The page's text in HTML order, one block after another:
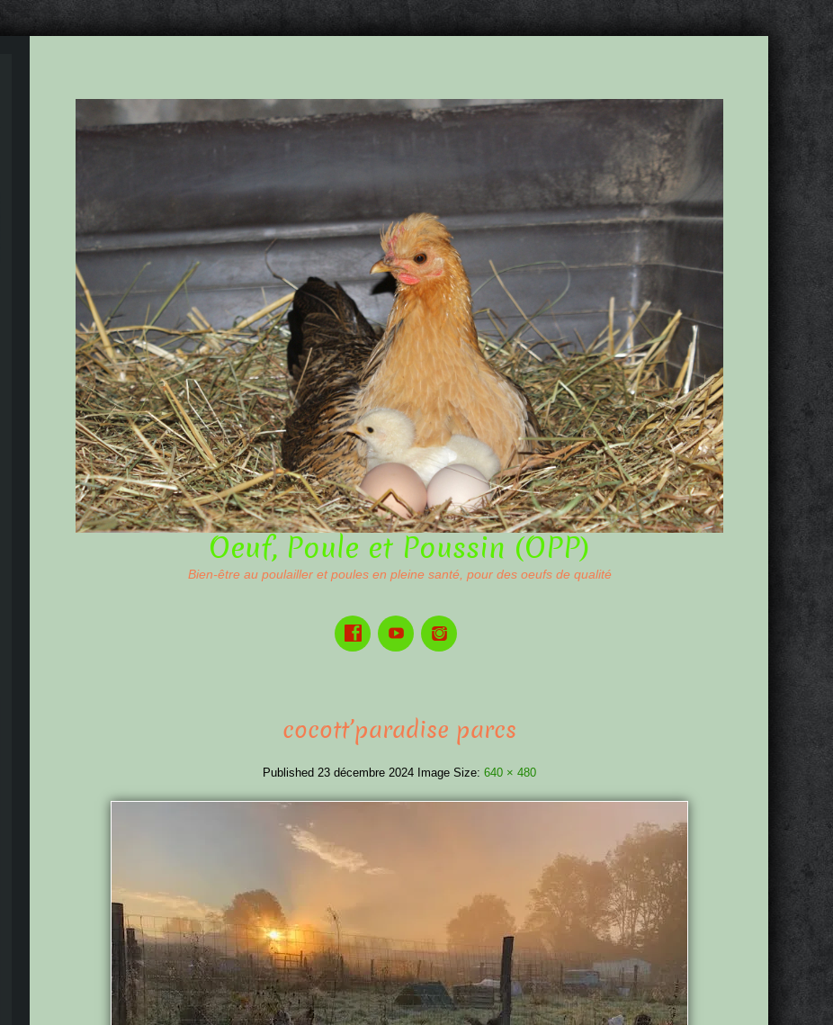
Oeuf, Poule et Poussin (OPP)
Bien-être au poulailler et poules en pleine santé, pour des oeufs de qualité
cocott’paradise parcs
Published23 décembre 2024 Image Size:640 × 480